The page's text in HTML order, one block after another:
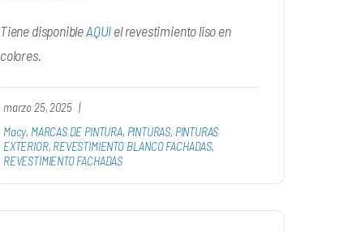
Tiene disponibleAQUIel revestimiento liso en
colores.
marzo 25, 2025 |
Macy, MARCAS DE PINTURA, PINTURAS, PINTURAS
EXTERIOR, REVESTIMIENTO BLANCO FACHADAS,
REVESTIMIENTO FACHADAS